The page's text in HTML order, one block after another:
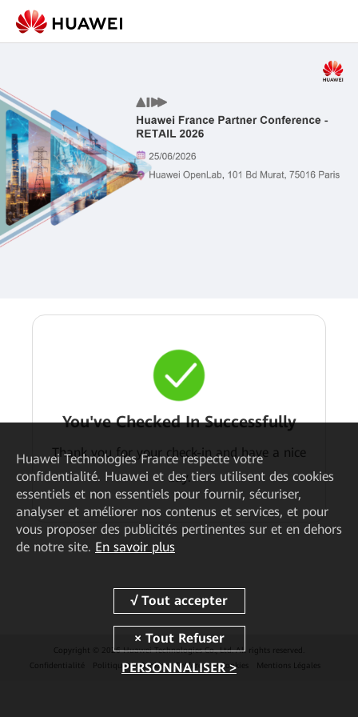
You've Checked In Successfully
Thank you for your check-in and have a nice
day.
Copyright © 2026 Huawei Technologies Co., Ltd. All rights reserved.
Confidentialité
Politique de Cookies Préférences Cookies Mentions Légales
Huawei Technologies Francerespecte votre
confidentialité. Huawei et des tiers utilisent des cookies
essentiels et non essentiels pour fournir, sécuriser,
analyser et améliorer nos contenus et services, et pour
vous proposer des publicités pertinentes sur et en dehors
de notre site. En savoir plus
PERSONNALISER >